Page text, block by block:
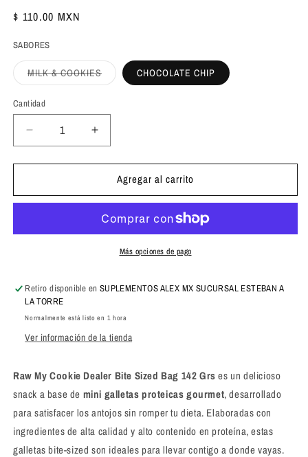
Precio
$ 110.00 MXN
SABORES
MILK & COOKIESVariante
agotada
CHOCOLATE CHIP
Cantidad
Cantidad
Reducir
cantidad
para
Nutrition
Bite-
Aumentar
cantidad
para
Raw
Nutrition
Cookie
Bite-
Sized
Agregar al carrito
Más opciones de pago
Retiro disponible en SUPLEMENTOS ALEX MX SUCURSAL ESTEBAN A
LA TORRE
Normalmente está listo en 1 hora
Ver información de la tienda
Raw My Cookie Dealer Bite Sized Bag 142 Grs es un delicioso
snack a base de mini galletas proteicas gourmet, desarrollado
para satisfacer los antojos sin romper tu dieta. Elaboradas con
ingredientes de alta calidad y alto contenido en proteína, estas
galletas bite-sized son ideales para llevar contigo a donde vayas.